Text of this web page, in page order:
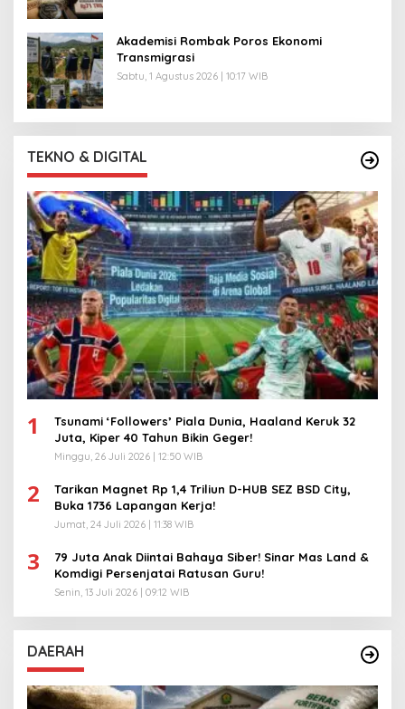
Akademisi Rombak Poros Ekonomi
Transmigrasi
Sabtu, 1 Agustus 2026 | 10:17 WIB
TEKNO & DIGITAL
1
Tsunami ‘Followers’ Piala Dunia, Haaland Keruk 32
Juta, Kiper 40 Tahun Bikin Geger!
Minggu, 26 Juli 2026 | 12:50 WIB
2
Tarikan Magnet Rp 1,4 Triliun D-HUB SEZ BSD City,
Buka 1736 Lapangan Kerja!
Jumat, 24 Juli 2026 | 11:38 WIB
3
79 Juta Anak Diintai Bahaya Siber! Sinar Mas Land &
Komdigi Persenjatai Ratusan Guru!
Senin, 13 Juli 2026 | 09:12 WIB
DAERAH